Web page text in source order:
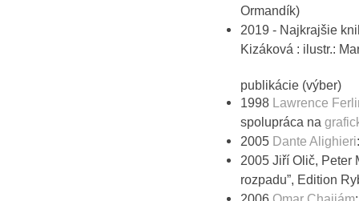
Ormandík)
2019 - Najkrajšie
Kizáková : ilustr.:
publikácie (výber)
1998 Lawrence
spolupráca na
2005 Dante Alighieri
2005 Jiří Olič, Peter
rozpadu”, Edition